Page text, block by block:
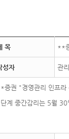
목 **
성자 관
증권 "경영관리 인프라
계 중간감리는 5월